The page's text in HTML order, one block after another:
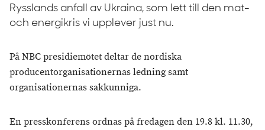
Rysslands anfall av Ukraina, som lett till den mat-
och energikris vi upplever just nu.
På NBC presidiemötet deltar de nordiska
producentorganisationernas ledning samt
organisationernas sakkunniga.
En presskonferens ordnas på fredagen den 19.8 kl. 11.30,